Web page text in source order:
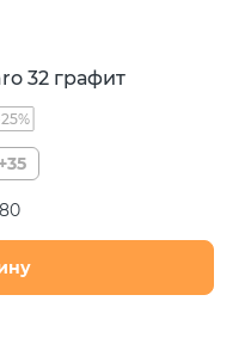
32 графит
+35